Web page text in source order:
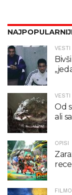
VESTI
VESTI
Od
ali
OPISI